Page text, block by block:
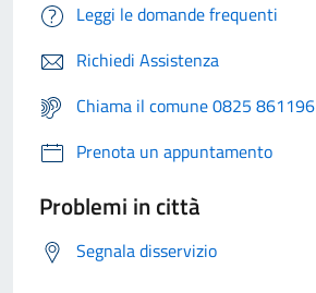
Leggi le domande frequenti
Richiedi Assistenza
Chiama il comune 0825 861196
Prenota un appuntamento
Problemi in città
Segnala disservizio